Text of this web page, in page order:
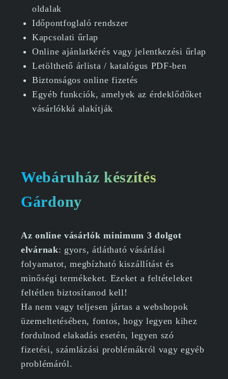
oldalak
Időpontfoglaló rendszer
Kapcsolati űrlap
Online ajánlatkérés vagy jelentkezési űrlap
Letölthető árlista / katalógus PDF-ben
Biztonságos online fizetés
Egyéb funkciók, amelyek az érdeklődőket
vásárlókká alakítják
Webáruház készítés
Gárdony
Az online vásárlók minimum 3 dolgot
elvárnak: gyors, átlátható vásárlási
folyamatot, megbízható kiszállítást és
minőségi termékeket. Ezeket a feltételeket
feltétlen biztosítanod kell!
Ha nem vagy teljesen jártas a webshopok
üzemeltetésében, fontos, hogy legyen kihez
fordulnod elakadás esetén, legyen szó
fizetési, számlázási problémákról vagy egyéb
problémáról.